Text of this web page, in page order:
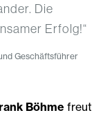
Die
Erfolg!“
Geschäftsführer
Böhme freut